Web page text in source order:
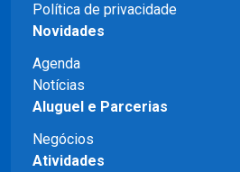
Política de privacidade
Novidades
Agenda
Notícias
Aluguel e Parcerias
Negócios
Atividades